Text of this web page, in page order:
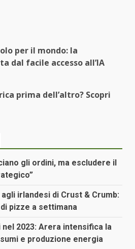
per il mondo: la
dal facile accesso all’IA
prima dell’altro? Scopri
gli ordini, ma escludere il
irlandesi di Crust & Crumb:
pizze a settimana
2023: Arera intensifica la
e produzione energia